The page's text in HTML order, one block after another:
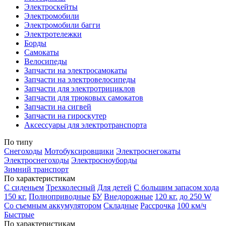
Электроскейты
Электромобили
Электромобили багги
Электротележки
Борды
Самокаты
Велосипеды
Запчасти на электросамокаты
Запчасти на электровелосипеды
Запчасти для электротрициклов
Запчасти для трюковых самокатов
Запчасти на сигвей
Запчасти на гироскутер
Аксессуары для электротранспорта
По типу
Снегоходы Мотобуксировщики Электроснегокаты
Электроснегоходы Электросноуборды
Зимний транспорт
По характеристикам
С сиденьем Трехколесный Для детей С большим запасом хода
150 кг. Полноприводные БУ Внедорожные 120 кг. до 250 W
Со съемным аккумулятором Складные Рассрочка 100 км/ч
Быстрые
По характеристикам